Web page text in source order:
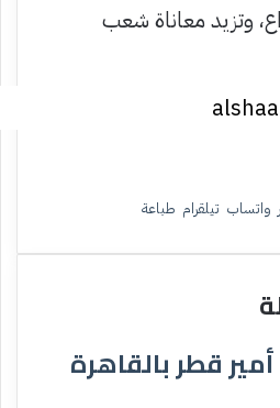
وتزيد معاناة شعب
واتساب تيلقرام طباعة
قطر بالقاهرة